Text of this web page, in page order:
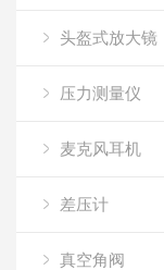
头盔式放大镜
压力测量仪
麦克风耳机
差压计
真空角阀